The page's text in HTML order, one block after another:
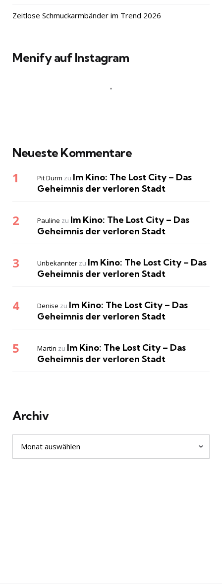
Zeitlose Schmuckarmbänder im Trend 2026
Menify auf Instagram
Neueste Kommentare
Pit Durm zu Im Kino: The Lost City – Das
Geheimnis der verloren Stadt
Pauline zu Im Kino: The Lost City – Das
Geheimnis der verloren Stadt
Unbekannter zu Im Kino: The Lost City – Das
Geheimnis der verloren Stadt
Denise zu Im Kino: The Lost City – Das
Geheimnis der verloren Stadt
Martin zu Im Kino: The Lost City – Das
Geheimnis der verloren Stadt
Archiv
Archiv